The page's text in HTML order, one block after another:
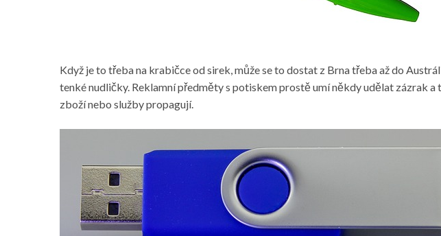
Když je to třeba na krabičce od sirek, může se to dostat z Brna třeba až do
tenké nudličky. Reklamní předměty s potiskemprostě umí někdy udělat zázrak a
zboží nebo služby propagují.